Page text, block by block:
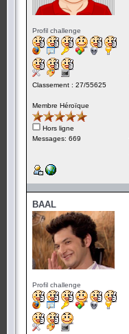
Profil challenge
Classement : 27/55625
Membre Héroïque
Hors ligne
Messages: 669
BAAL
Profil challenge